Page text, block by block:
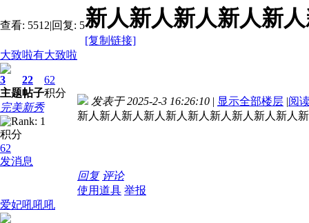
查看: 5512|回复: 5新人新人新人新人新
[复制链接]
大致啦有大致啦
3
主题
22
帖子
62
积分
完美新秀
积分
62
发消息
发表于 2025-2-3 16:26:10 | 显示全部楼层 |阅
新人新人新人新人新人新人新人新人新人新人
回复 评论
使用道具 举报
爱妃吼吼吼